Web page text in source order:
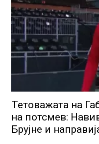
Тетоважата на
на потсмев:
Брујне и